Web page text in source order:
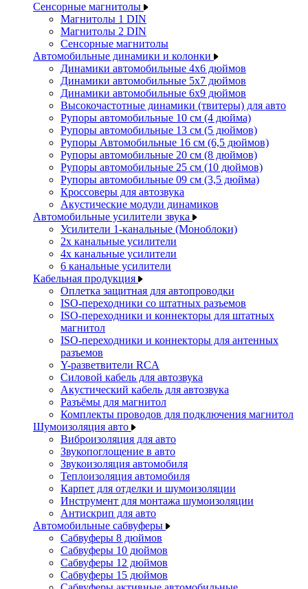
Сенсорные магнитолы
Магнитолы 1 DIN
Магнитолы 2 DIN
Сенсорные магнитолы
Автомобильные динамики и колонки
Динамики автомобильные 4x6 дюймов
Динамики автомобильные 5x7 дюймов
Динамики автомобильные 6x9 дюймов
Высокочастотные динамики (твитеры) для авто
Рупоры автомобильные 10 см (4 дюйма)
Рупоры автомобильные 13 см (5 дюймов)
Рупоры Автомобильные 16 см (6,5 дюймов)
Рупоры автомобильные 20 см (8 дюймов)
Рупоры автомобильные 25 см (10 дюймов)
Рупоры автомобильные 09 см (3,5 дюйма)
Кроссоверы для автозвука
Акустические модули динамиков
Автомобильные усилители звука
Усилители 1-канальные (Моноблоки)
2х канальные усилители
4х канальные усилители
6 канальные усилители
Кабельная продукция
Оплетка защитная для автопроводки
ISO-переходники со штатных разъемов
ISO-переходники и коннекторы для штатных
магнитол
ISO-переходники и коннекторы для антенных
разъемов
Y-разветвители RCA
Силовой кабель для автозвука
Акустический кабель для автозвука
Разъёмы для магнитол
Комплекты проводов для подключения магнитол
Шумоизоляция авто
Виброизоляция для авто
Звукопоглощение в авто
Звукоизоляция автомобиля
Теплоизоляция автомобиля
Карпет для отделки и шумоизоляции
Инструмент для монтажа шумоизоляции
Антискрип для авто
Автомобильные сабвуферы
Сабвуферы 8 дюймов
Сабвуферы 10 дюймов
Сабвуферы 12 дюймов
Сабвуферы 15 дюймов